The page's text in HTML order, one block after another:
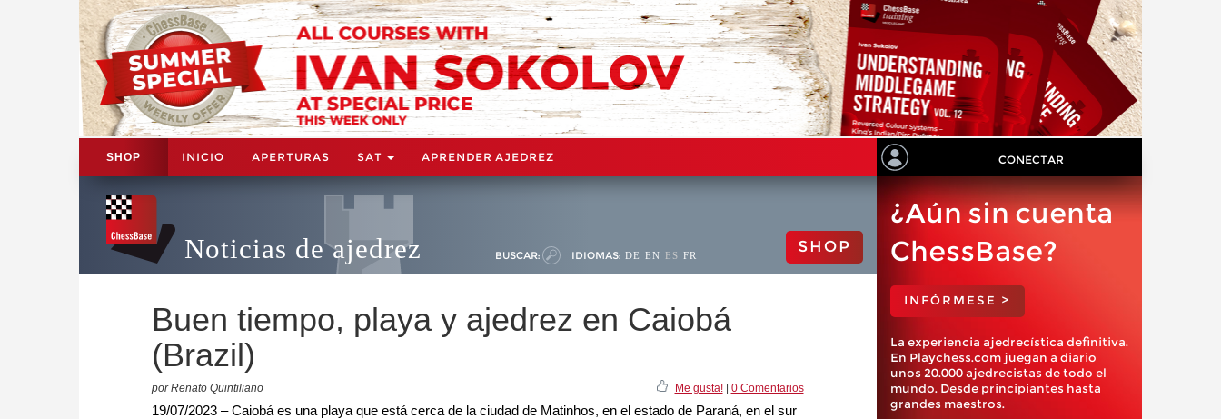
SHOP INICIO APERTURAS SAT APRENDER AJEDREZ CONECTAR
Noticias de ajedrez BUSCAR: IDIOMAS: DE EN ES FR SHOP
Buen tiempo, playa y ajedrez en Caiobá
(Brazil)
por Renato Quintiliano Me gusta!| 0 Comentarios
19/07/2023 – Caiobá es una playa que está cerca de la ciudad de Matinhos, en el estado de Paraná, en el sur
¿Aún sin cuenta
ChessBase?
INFÓRMESE >
La experiencia ajedrecística definitiva.
En Playchess.com juegan a diario
unos 20.000 ajedrecistas de todo el
mundo. Desde principiantes hasta
grandes maestros.